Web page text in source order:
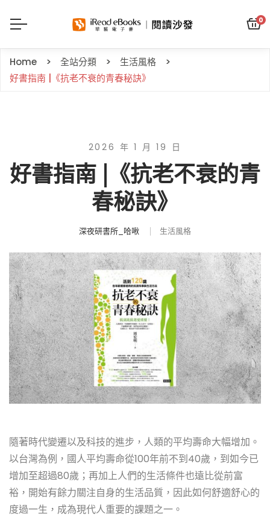
0
Home 全站分類
生活風格
好書指南 |《抗老不衰的青春秘訣》
2026 年 1 月 19 日
好書指南 |《抗老不衰的青
春秘訣》
深夜研書所_哈啾 生活風格
隨著時代變遷以及科技的進步，人類的平均壽命大幅增加。
以台灣為例，國人平均壽命從100年前不到40歲，到如今已
增加至超過80歲；再加上人們的生活條件也遠比從前富
裕，開始有餘力關注自身的生活品質，因此如何舒適舒心的
度過一生，成為現代人重要的課題之一。